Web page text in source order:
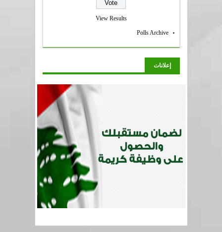
View Results
Polls Archive
إعلانات